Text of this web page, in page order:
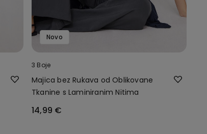
Novo
3 Boje
Majica bez Rukava od Oblikovane
Tkanine s Laminiranim Nitima
14,99 €